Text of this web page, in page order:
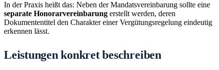
In der Praxis heißt das: Neben der Mandatsvereinbarung sollte eine
separate Honorarvereinbarung erstellt werden, deren
Dokumententitel den Charakter einer Vergütungsregelung eindeutig
erkennen lässt.
Leistungen konkret beschreiben